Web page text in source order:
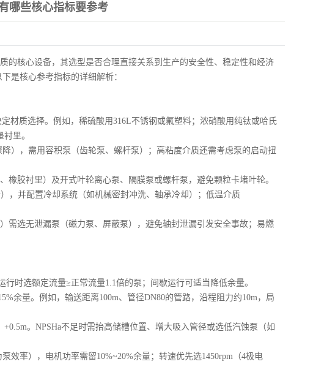
哪些核心指标要参考
的核心设备，其选型是否合理直接关系到生产的安全性、稳定性和经济
是核心参考指标的详细解析：
材质选择。例如，稀硫酸用316L不锈钢或氟塑料；浓硝酸用纯钛或哈氏
里。
降），需用容积泵（齿轮泵、螺杆泵）；高粘度介质还需考虑泵的启动扭
胶衬里）及开式叶轮离心泵、隔膜泵或螺杆泵，避免颗粒卡堵叶轮。
，并配置冷却系统（如机械密封冲洗、轴承冷却）；低温介质
需选无泄漏泵（磁力泵、屏蔽泵），避免轴封泄漏引发安全事故；易燃
时选额定流量≥正常流量1.1倍的泵；间歇运行可适当降低余量。
余量。例如，输送距离100m、管径DN80的管路，沿程阻力约10m，局
。NPSHa不足时需抬高储槽位置、增大吸入管径或选低汽蚀泵（如
效率），电机功率需留10%~20%余量；转速优先选1450rpm（4极电